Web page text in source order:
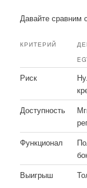
Давайте сравним
КРИТЕРИЙ
Риск
Доступность
Функционал
Выигрыш